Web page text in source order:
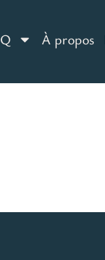
À propos